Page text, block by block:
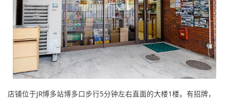
店铺位于JR博多站博多口步行5分钟左右直面的大楼1楼。有招牌，